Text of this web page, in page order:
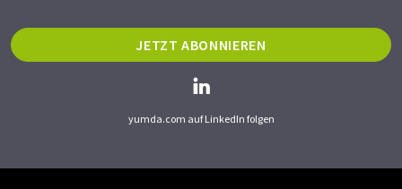
JETZT ABONNIEREN
yumda.com auf LinkedIn folgen